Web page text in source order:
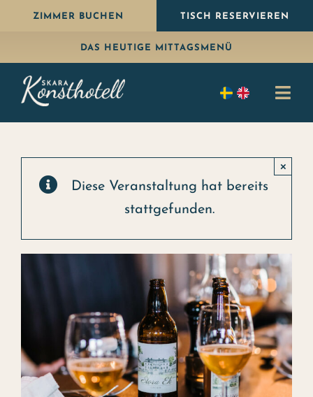
WeiterZIMMER BUCHEN TISCH RESERVIEREN
DAS HEUTIGE MITTAGSMENÜ
Essen
Weihnachtsbuffet
Erleben
Kontakt
Diese Veranstaltung hat bereits
stattgefunden.
×